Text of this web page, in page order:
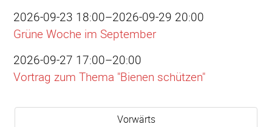
2026-09-23 18:00–2026-09-29 20:00
Grüne Woche im September
2026-09-27 17:00–20:00
Vortrag zum Thema "Bienen schützen"
Vorwärts